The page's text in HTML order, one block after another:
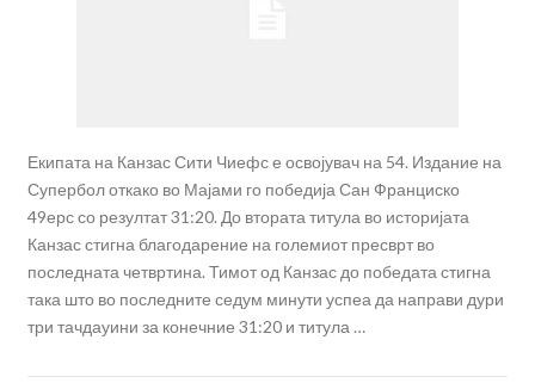
Екипата на Канзас Сити Чиефс е освојувач на 54. Издание на
Супербол откако во Мајами го победија Сан Франциско
49ерс со резултат 31:20. До втората титула во историјата
Канзас стигна благодарение на големиот пресврт во
последната четвртина. Тимот од Канзас до победата стигна
така што во последните седум минути успеа да направи дури
три тачдауини за конечние 31:20 и титула …